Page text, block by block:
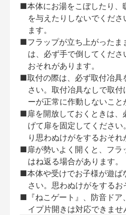
■本体にお湯をこぼしたり、
を与えたりしないでくださ
ます。
■フラップが立ち上がったま
は、必ず手で倒してくだ
おそれがあります。
■取付の際は、必ず取付冶具
さい。取付冶具なしで取
ーが正常に作動しないこと
■扉を開放しておくときは、
げて扉を固定してください
り思わぬけがをするおそれ
■扉が勢いよく開くと、フラ
はね返る場合があります。
■本体や受けでお子様が遊ば
さい。思わぬけがをするお
■『ねこゲート』、防音ドア
イプ片開きは対応できませ